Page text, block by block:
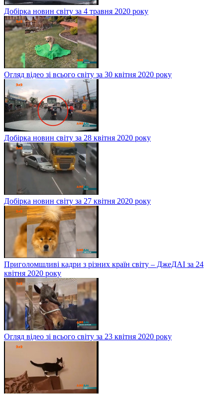
Добірка новин світу за 4 травня 2020 року
Огляд відео зі всього світу за 30 квітня 2020 року
Добірка новин світу за 28 квітня 2020 року
Добірка новин світу за 27 квітня 2020 року
Приголомшливі кадри з різних країн світу – ДжеДАІ за 24
квітня 2020 року
Огляд відео зі всього світу за 23 квітня 2020 року